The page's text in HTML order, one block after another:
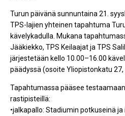
Turun päivänä sunnuntaina 21.
TPS-lajien yhteinen tapahtuma
kävelykadulla. Mukana
Jääkiekko, TPS Keilaajat ja TPS
järjestetään kello 10.00–16.00
päädyssä (osoite Yliopistonkatu 27,
Tapahtumassa pääsee
rastipisteillä:
•jalkapallo: Stadiumin potkuseinä